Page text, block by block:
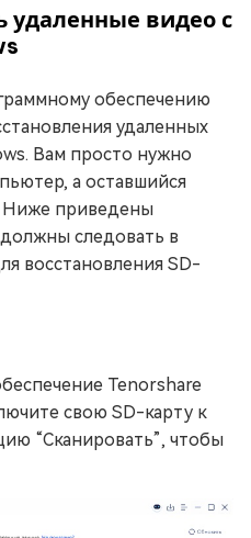
удаленные видео с
обеспечению
удаленных
Вам просто нужно
а оставшийся
Ниже приведены
следовать в
восстановления SD-
Tenorshare
свою SD-карту к
“Сканировать”, чтобы